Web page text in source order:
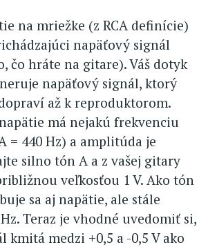
na mriežke (z RCA definície)
napäťový signál
čo hráte na gitare). Váš dotyk
napäťový signál, ktorý
až k reproduktorom.
má nejakú frekvenciu
= 440 Hz) a amplitúda je
silno tón A a z vašej gitary
veľkosťou 1 V. Ako tón
sa aj napätie, ale stále
Teraz je vhodné uvedomiť si,
kmitá medzi +0,5 a -0,5 V ako